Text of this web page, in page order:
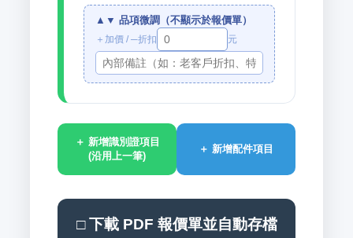
▲▼ 品項微調（不顯示於報價單）
＋加價 / ─折扣 元
＋ 新增識別證項目
(沿用上一筆)
＋ 新增配件項目
□ 下載 PDF 報價單並自動存檔